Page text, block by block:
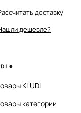
доставку
дешевле?
KLUDI
категории